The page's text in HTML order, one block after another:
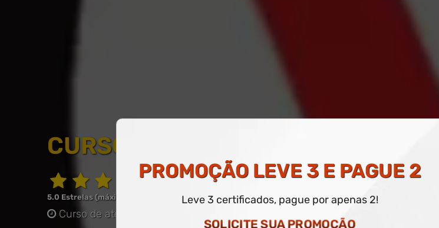
CURSO LIVRE DE TEOLOGIA BÁSICA
5.0 Estrelas (máximo de 5.0)
Curso de até 60 horas
PROMOÇÃOLEVE 3 E PAGUE 2
Leve 3 certificados, pague por apenas 2!
SOLICITE SUA PROMOÇÃO